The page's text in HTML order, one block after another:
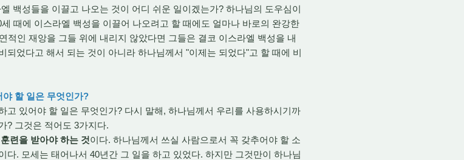
백성들을 이끌고 나오는 것이 어디 쉬운 일이겠는가? 하나님의 도우심이
때에 이스라엘 백성을 이끌어 나오려고 할 때에도 얼마나 바로의 완강한
적인 재앙을 그들 위에 내리지 않았다면 그들은 결코 이스라엘 백성을 내
되었다고 해서 되는 것이 아니라 하나님께서 "이제는 되었다"고 할 때에 비
할 일은 무엇인가?
고 있어야 할 일은 무엇인가? 다시 말해, 하나님께서 우리를 사용하시기까
? 그것은 적어도 3가지다.
련을 받아야 하는 것이다. 하나님께서 쓰실 사람으로서 꼭 갖추어야 할 소
다. 모세는 태어나서 40년간 그 일을 하고 있었다. 하지만 그것만이 하나님